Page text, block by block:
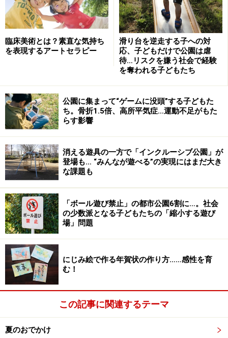
臨床美術とは？素直な気持ち
を表現するアートセラピー
滑り台を逆走する子への対
応、子どもだけで公園は虐
待…リスクを嫌う社会で経験
を奪われる子どもたち
公園に集まって“ゲームに没頭”する子どもた
ち。骨折1.5倍、高所平気症…運動不足がもた
らす影響
消える遊具の一方で「インクルーシブ公園」が
登場も… “みんなが遊べる”の実現にはまだ大き
な課題も
「ボール遊び禁止」の都市公園6割に…。社会
の少数派となる子どもたちの「縮小する遊び
場」問題
にじみ絵で作る年賀状の作り方……感性を育
む！
この記事に関連するテーマ
夏のおでかけ